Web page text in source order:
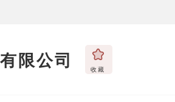
限公司 收藏